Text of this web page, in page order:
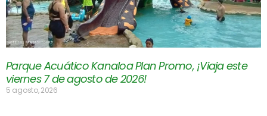
Parque Acuático Kanaloa Plan Promo, ¡Viaja este
viernes 7 de agosto de 2026!
5 agosto, 2026